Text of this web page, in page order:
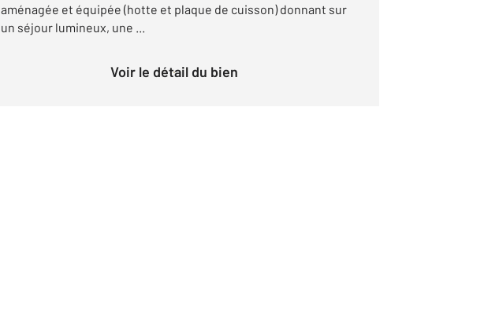
aménagée et équipée (hotte et plaque de cuisson) donnant sur
un séjour lumineux, une ...
Voir le détail du bien